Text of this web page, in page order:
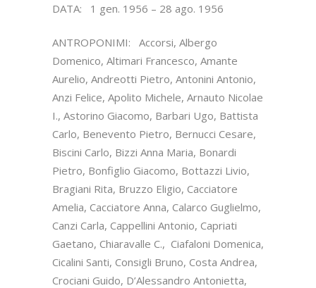
DATA: 1 gen. 1956 – 28 ago. 1956
ANTROPONIMI: Accorsi, Albergo
Domenico, Altimari Francesco, Amante
Aurelio, Andreotti Pietro, Antonini Antonio,
Anzi Felice, Apolito Michele, Arnauto Nicolae
I., Astorino Giacomo, Barbari Ugo, Battista
Carlo, Benevento Pietro, Bernucci Cesare,
Biscini Carlo, Bizzi Anna Maria, Bonardi
Pietro, Bonfiglio Giacomo, Bottazzi Livio,
Bragiani Rita, Bruzzo Eligio, Cacciatore
Amelia, Cacciatore Anna, Calarco Guglielmo,
Canzi Carla, Cappellini Antonio, Capriati
Gaetano, Chiaravalle C., Ciafaloni Domenica,
Cicalini Santi, Consigli Bruno, Costa Andrea,
Crociani Guido, D’Alessandro Antonietta,